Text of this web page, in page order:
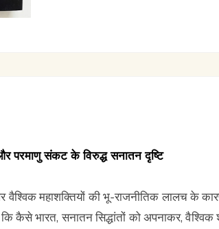
परमाणु संकट के विरुद्ध सनातन दृष्टि
महाशक्तियों की भू-राजनीतिक लालच के
कैसे भारत, सनातन सिद्धांतों को अपनाकर, वैश्विक